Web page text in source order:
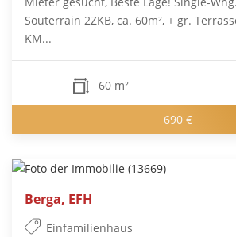
Souterrain 2ZKB, ca. 60m², + gr.
KM...
60 m²
690 €
Berga, EFH
Einfamilienhaus